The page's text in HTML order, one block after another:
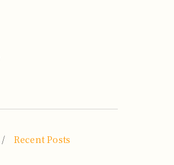
Recent Posts